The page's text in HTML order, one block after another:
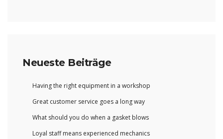
Neueste Beiträge
Having the right equipment in a workshop
Great customer service goes a long way
What should you do when a gasket blows
Loyal staff means experienced mechanics